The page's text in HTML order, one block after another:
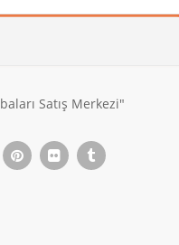
Satış Merkezi"